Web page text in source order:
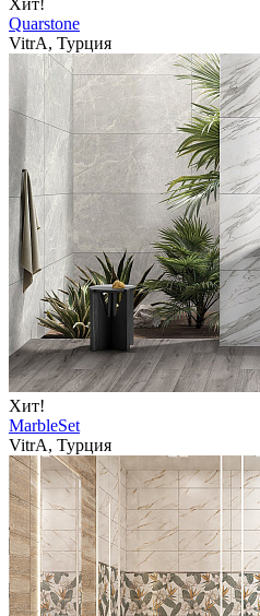
Хит!
Quarstone
VitrA, Турция
Хит!
MarbleSet
VitrA, Турция